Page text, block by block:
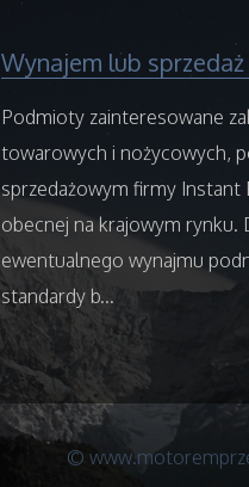
Wynajem lub
Podmioty zainteresowane
towarowych i nożycowych,
sprzedażowym firmy Instant
obecnej na krajowym rynku.
ewentualnego wynajmu
standardy b...
©